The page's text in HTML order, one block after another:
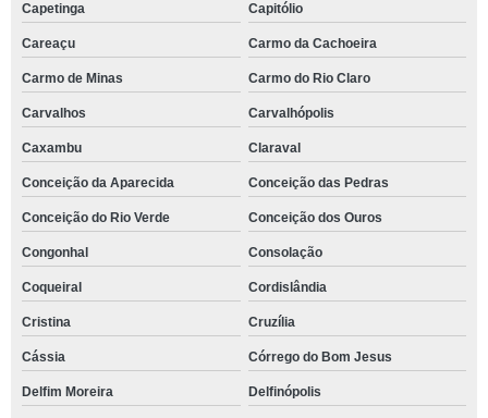
Capetinga Capitólio
Careaçu Carmo da Cachoeira
Carmo de Minas Carmo do Rio Claro
Carvalhos Carvalhópolis
Caxambu Claraval
Conceição da Aparecida Conceição das Pedras
Conceição do Rio Verde Conceição dos Ouros
Congonhal Consolação
Coqueiral Cordislândia
Cristina Cruzília
Cássia Córrego do Bom Jesus
Delfim Moreira Delfinópolis